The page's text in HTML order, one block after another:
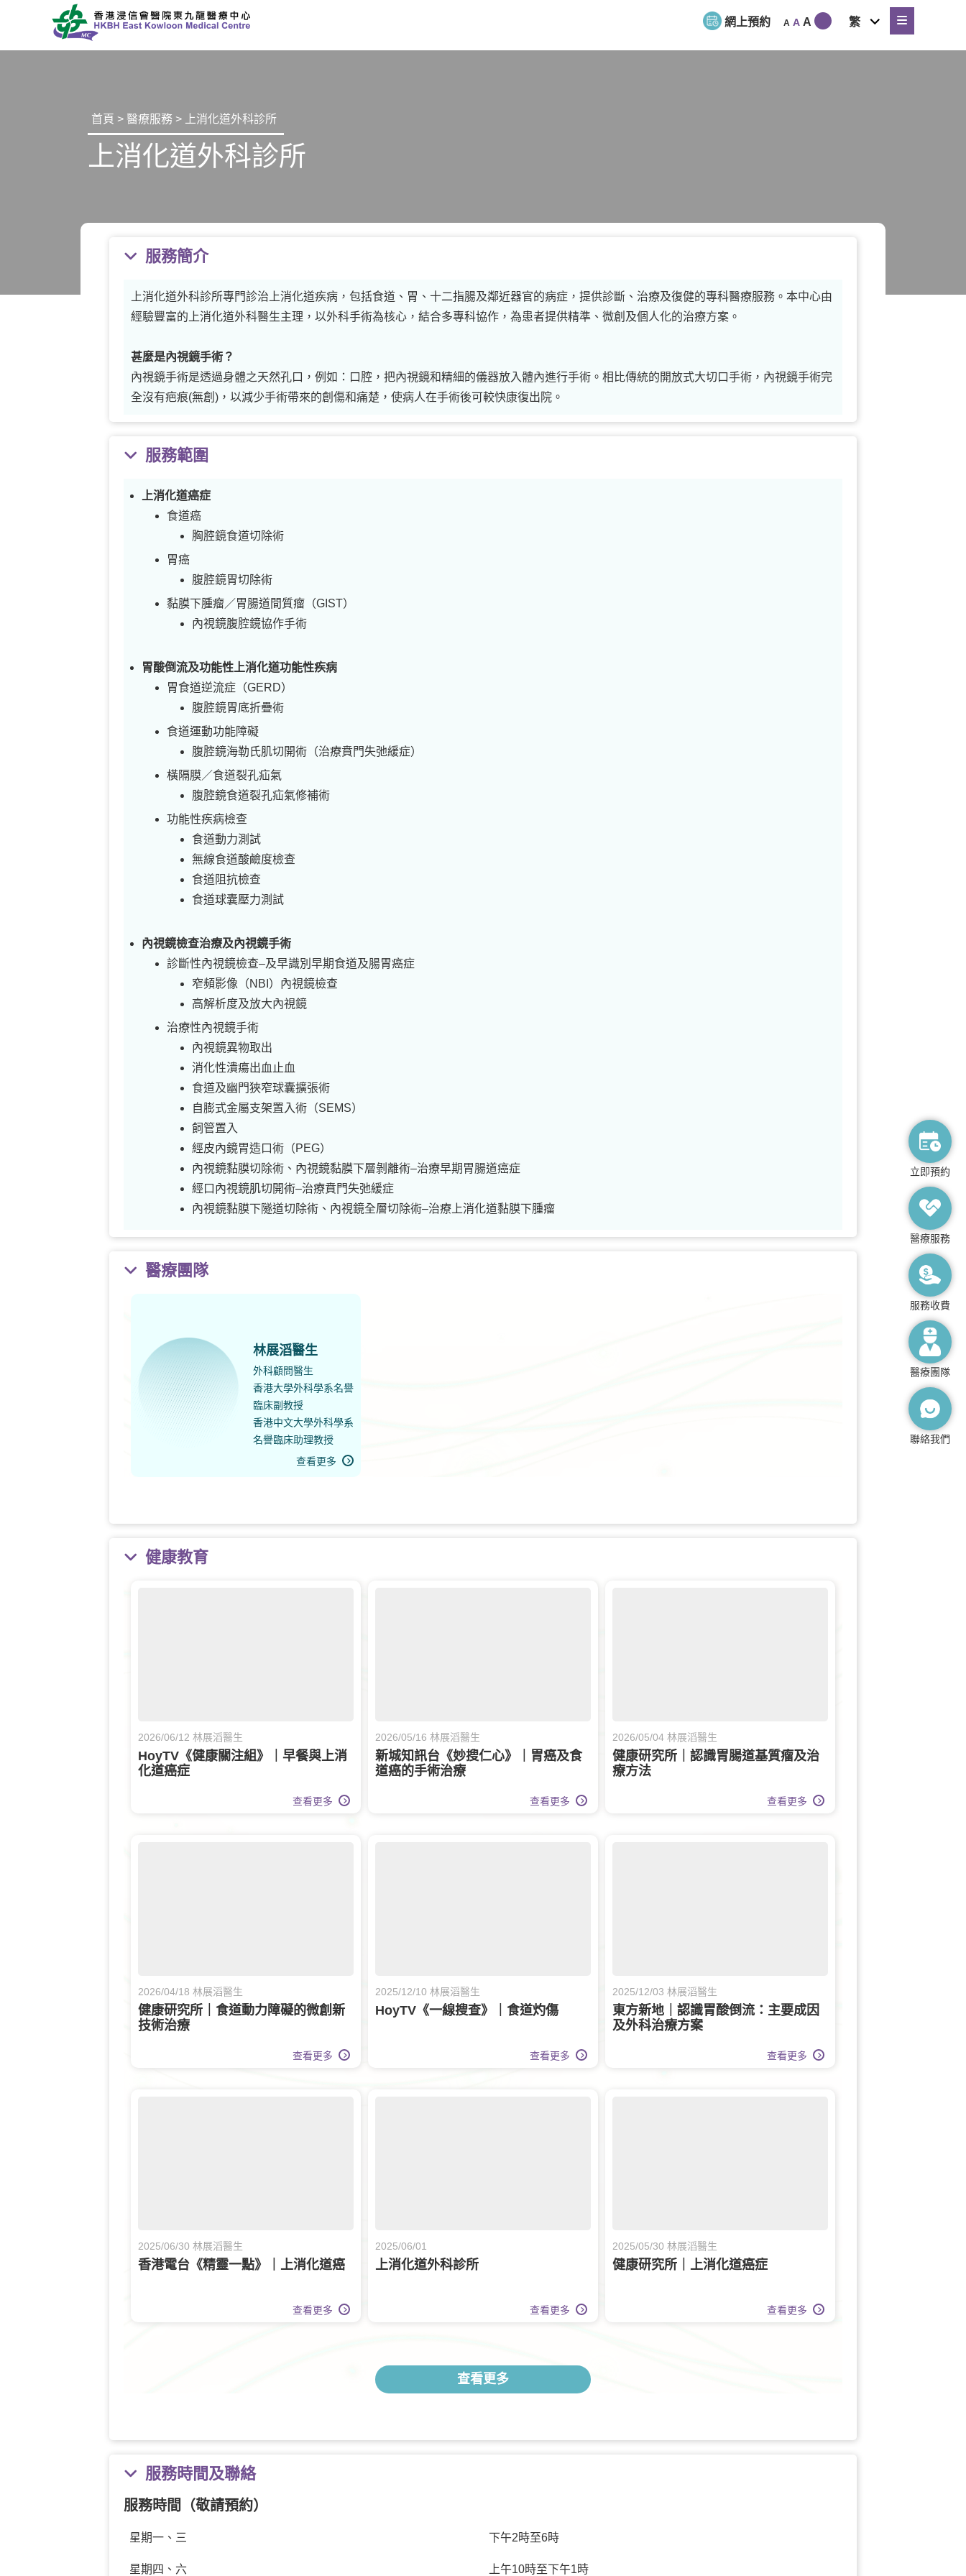
網上預約 A A A 繁
expand
child
menu
首頁 > 醫療服務 > 上消化道外科診所
上消化道外科診所
服務簡介
上消化道外科診所專門診治上消化道疾病，包括食道、胃、十二指腸及鄰近器官的病症，提供診斷、治療及復健的專科醫療服務。本中心由
經驗豐富的上消化道外科醫生主理，以外科手術為核心，結合多專科協作，為患者提供精準、微創及個人化的治療方案。
甚麼是內視鏡手術？
內視鏡手術是透過身體之天然孔口，例如：口腔，把內視鏡和精細的儀器放入體內進行手術。相比傳統的開放式大切口手術，內視鏡手術完
全沒有疤痕(無創)，以減少手術帶來的創傷和痛楚，使病人在手術後可較快康復出院。
服務範圍
上消化道癌症
食道癌
胸腔鏡食道切除術
胃癌
腹腔鏡胃切除術
黏膜下腫瘤／胃腸道間質瘤（GIST）
內視鏡腹腔鏡協作手術
胃酸倒流及功能性上消化道功能性疾病
胃食道逆流症（GERD）
腹腔鏡胃底折疊術
食道運動功能障礙
腹腔鏡海勒氏肌切開術（治療賁門失弛緩症）
橫隔膜／食道裂孔疝氣
腹腔鏡食道裂孔疝氣修補術
功能性疾病檢查
食道動力測試
無線食道酸鹼度檢查
食道阻抗檢查
食道球囊壓力測試
內視鏡檢查治療及內視鏡手術
診斷性內視鏡檢查–及早識別早期食道及腸胃癌症
窄頻影像（NBI）內視鏡檢查
高解析度及放大內視鏡
治療性內視鏡手術
內視鏡異物取出
消化性潰瘍出血止血
食道及幽門狹窄球囊擴張術
自膨式金屬支架置入術（SEMS）
飼管置入
經皮內鏡胃造口術（PEG）
內視鏡黏膜切除術、內視鏡黏膜下層剝離術–治療早期胃腸道癌症
經口內視鏡肌切開術–治療賁門失弛緩症
內視鏡黏膜下隧道切除術、內視鏡全層切​​除術–治療上消化道黏膜下腫瘤
醫療團隊
林展滔醫生
外科顧問醫生
香港大學外科學系名譽
臨床副教授
香港中文大學外科學系
名譽臨床助理教授
查看更多
健康教育
2026/06/12 林展滔醫生
HoyTV《健康關注組》｜早餐與上消
化道癌症
查看更多
2026/05/16 林展滔醫生
新城知訊台《妙搜仁心》｜胃癌及食
道癌的手術治療
查看更多
2026/05/04 林展滔醫生
健康研究所｜認識胃腸道基質瘤及治
療方法
查看更多
2026/04/18 林展滔醫生
健康研究所｜食道動力障礙的微創新
技術治療
查看更多
2025/12/10 林展滔醫生
HoyTV《一線搜查》｜食道灼傷
查看更多
2025/12/03 林展滔醫生
東方新地｜認識胃酸倒流：主要成因
及外科治療方案
查看更多
2025/06/30 林展滔醫生
香港電台《精靈一點》｜上消化道癌
查看更多
2025/06/01
上消化道外科診所
查看更多
2025/05/30 林展滔醫生
健康研究所｜上消化道癌症
查看更多
查看更多
服務時間及聯絡
服務時間（敬請預約）
星期一、三 下午2時至6時
星期四、六 上午10時至下午1時
立即預約
醫療服務
服務收費
醫療團隊
聯絡我們